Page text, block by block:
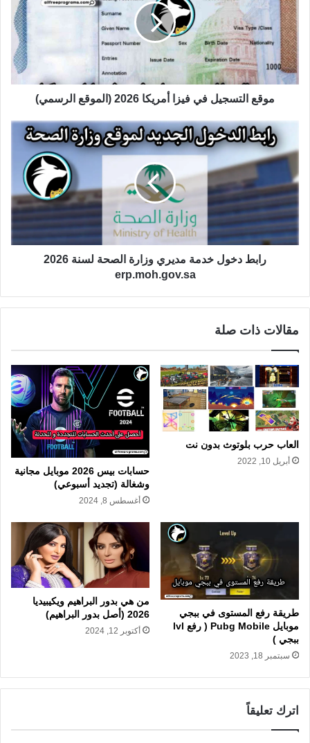
موقع التسجيل في فيزا أمريكا 2026 (الموقع الرسمي)
رابط دخول خدمة مديري وزارة الصحة لسنة 2026
erp.moh.gov.sa
مقالات ذات صلة
العاب حرب بلوتوث بدون نت
أبريل 10, 2022
حسابات بيس 2026 موبايل مجانية
وشغالة (تجديد أسبوعي)
أغسطس 8, 2024
طريقة رفع المستوى في ببجي
موبايل Pubg Mobile ( رفع lvl
ببجي )
سبتمبر 18, 2023
من هي بدور البراهيم ويكيبيديا
2026 (أصل بدور البراهيم)
أكتوبر 12, 2024
اترك تعليقاً